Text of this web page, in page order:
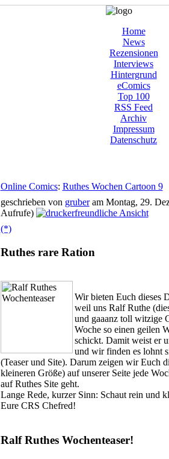
Home
News
Rezensionen
Interviews
Hintergrund
eComics
Top 100
RSS Feed
Archiv
Impressum
Datenschutz
Online Comics: Ruthes Wochen Cartoon 9
geschrieben von gruberam Montag, 29.
Aufrufe)
(*)
Ruthes rare Ration
Wir bieten Euch dieses
weil uns Ralf Ruthe
und gaaanz toll witzige
Woche so einen geilen
schickt. Damit weist er
und wir finden es lohnt
(Teaser und Site). Darum zeigen wir Euch
kleineren Größe) auf unserer Seite jede
auf Ruthes Site geht.
Lange Rede, kurzer Sinn: Schaut rein und
Eure CRS Chefred!
Ralf Ruthes Wochenteaser!